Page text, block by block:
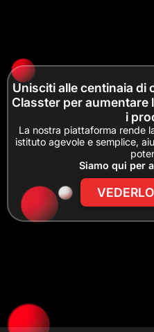
Unisciti alle centinaia di
Classter per
i
La nostra piattaforma rende
istituto agevole e semplice,
Siamo qui per